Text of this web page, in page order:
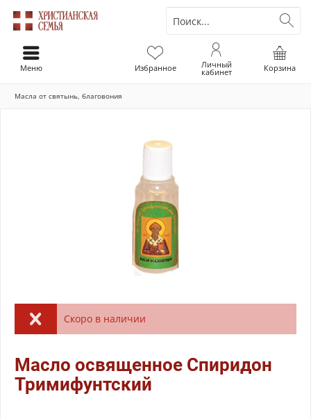
Корзина
Избранное Личный
кабинет
Меню
Масла от святынь, благовония
Скоро в наличии
Масло освященное Спиридон
Тримифунтский